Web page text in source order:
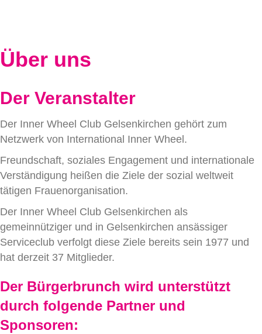
Über uns
Der Veranstalter
Der Inner Wheel Club Gelsenkirchen gehört zum
Netzwerk von International Inner Wheel.
Freundschaft, soziales Engagement und internationale
Verständigung heißen die Ziele der sozial weltweit
tätigen Frauenorganisation.
Der Inner Wheel Club Gelsenkirchen als
gemeinnütziger und in Gelsenkirchen ansässiger
Serviceclub verfolgt diese Ziele bereits sein 1977 und
hat derzeit 37 Mitglieder.
Der Bürgerbrunch wird unterstützt
durch folgende Partner und
Sponsoren: